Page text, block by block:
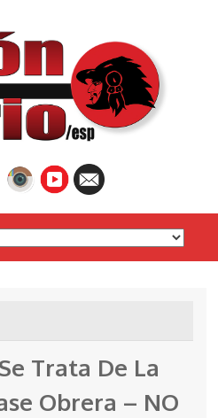
Trata De La
Obrera – NO